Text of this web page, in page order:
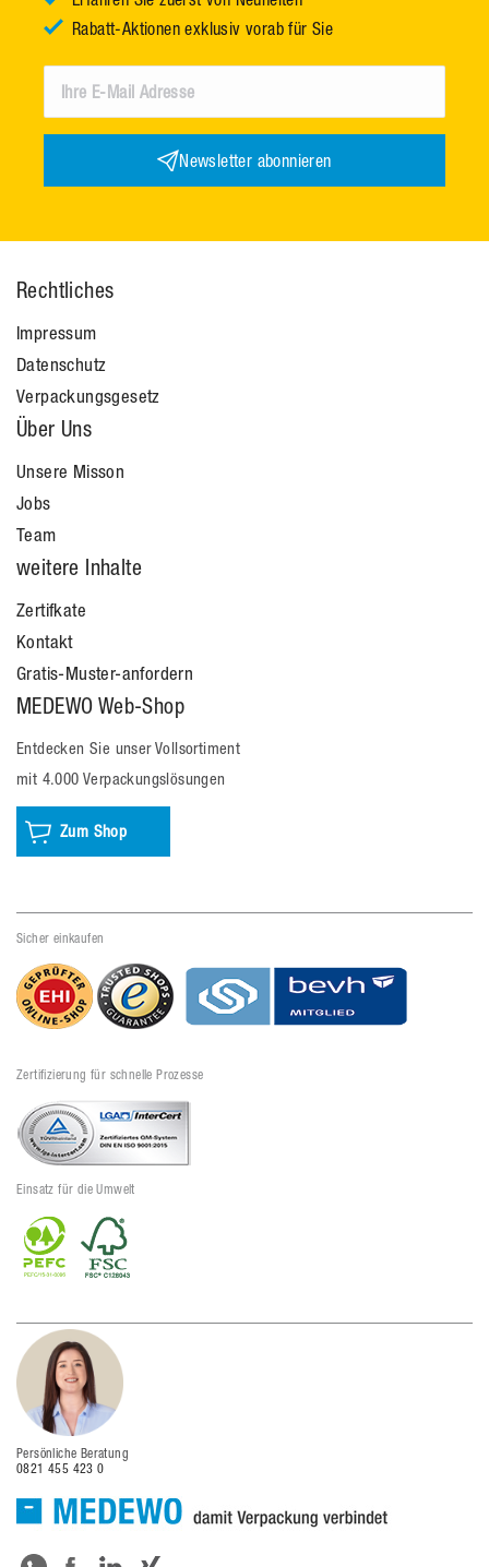
Rabatt-Aktionen exklusiv vorab für Sie
Newsletter abonnieren
Rechtliches
Impressum
Datenschutz
Verpackungsgesetz
Über Uns
Unsere Misson
Jobs
Team
weitere Inhalte
Zertifkate
Kontakt
Gratis-Muster-anfordern
MEDEWO Web-Shop
Entdecken Sie unser Vollsortiment
mit 4.000 Verpackungslösungen
Zum Shop
Sicher einkaufen
Zertifizierung für schnelle Prozesse
Einsatz für die Umwelt
Persönliche Beratung
0821 455 423 0